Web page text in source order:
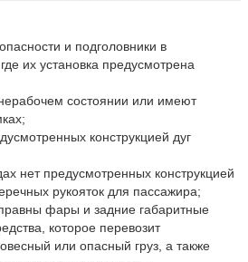
и подголовники в
их установка предусмотрена
состоянии или имеют
конструкцией дуг
нет предусмотренных конструкцией
рукояток для пассажира;
фары и задние габаритные
которое перевозит
или опасный груз, а также